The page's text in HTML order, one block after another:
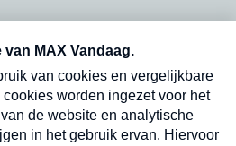
en dinsdagochtend in
Verzend